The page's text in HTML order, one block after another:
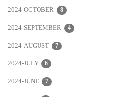
2024-OCTOBER 8
2024-SEPTEMBER 4
2024-AUGUST 7
2024-JULY 6
2024-JUNE 7